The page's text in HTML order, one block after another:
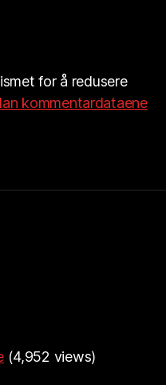
for å redusere
kommentardataene
(4,952 views)